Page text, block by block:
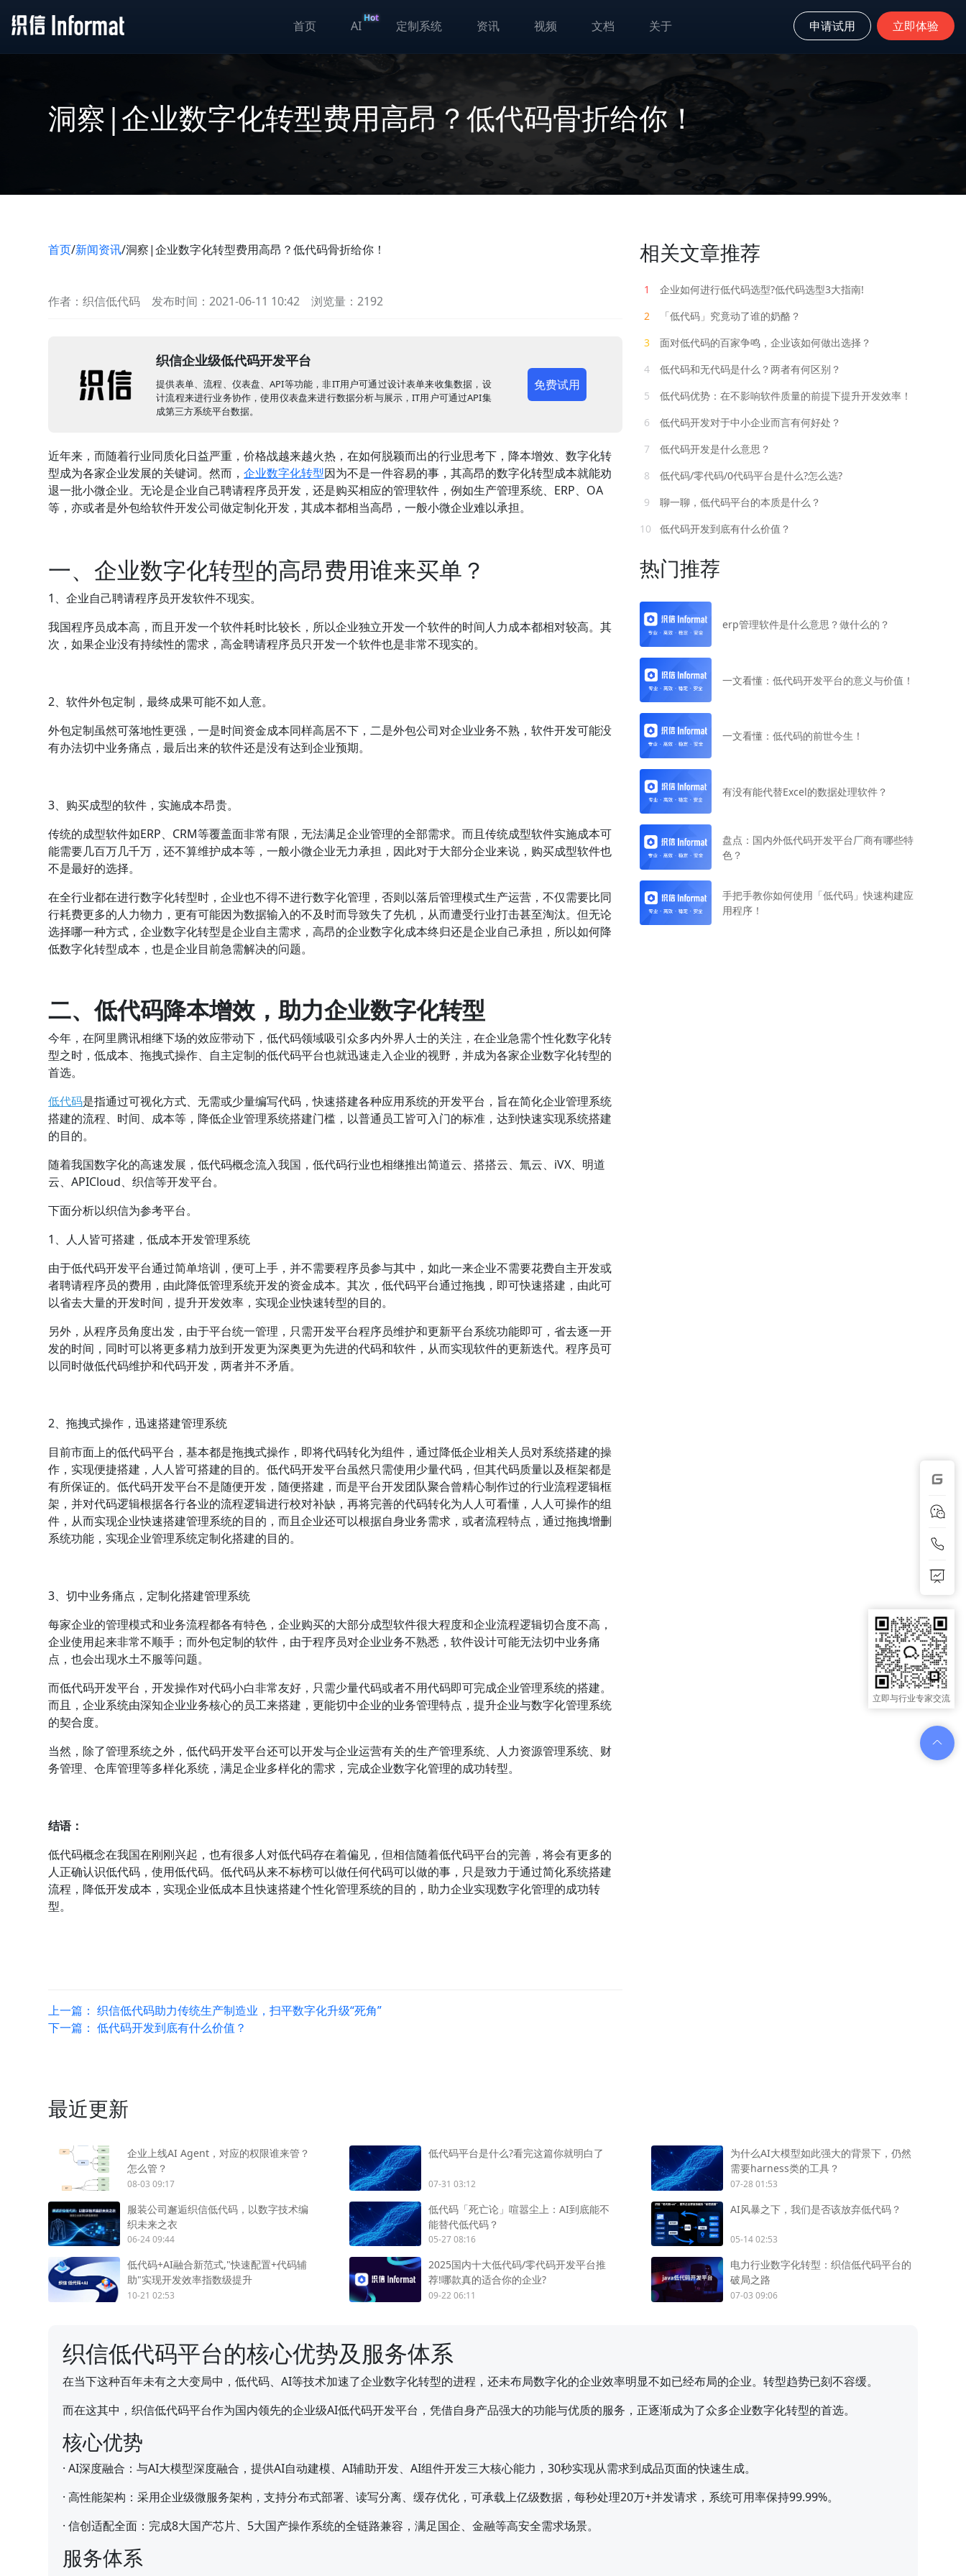
首页 AI
Hot
定制系统 资讯 视频 文档 关于 申请试用 立即体验
洞察|企业数字化转型费用高昂？低代码骨折给你！
首页/新闻资讯/洞察|企业数字化转型费用高昂？低代码骨折给你！
作者：织信低代码 发布时间：2021-06-11 10:42 浏览量：2192
织信企业级低代码开发平台
提供表单、流程、仪表盘、API等功能，非IT用户可通过设计表单来收集数据，设
计流程来进行业务协作，使用仪表盘来进行数据分析与展示，IT用户可通过API集
成第三方系统平台数据。
免费试用
近年来，而随着行业同质化日益严重，价格战越来越火热，在如何脱颖而出的行业思考下，降本增效、数字化转
型成为各家企业发展的关键词。然而，企业数字化转型因为不是一件容易的事，其高昂的数字化转型成本就能劝
退一批小微企业。无论是企业自己聘请程序员开发，还是购买相应的管理软件，例如生产管理系统、ERP、OA
等，亦或者是外包给软件开发公司做定制化开发，其成本都相当高昂，一般小微企业难以承担。
一、企业数字化转型的高昂费用谁来买单？
1、企业自己聘请程序员开发软件不现实。
我国程序员成本高，而且开发一个软件耗时比较长，所以企业独立开发一个软件的时间人力成本都相对较高。其
次，如果企业没有持续性的需求，高金聘请程序员只开发一个软件也是非常不现实的。
2、软件外包定制，最终成果可能不如人意。
外包定制虽然可落地性更强，一是时间资金成本同样高居不下，二是外包公司对企业业务不熟，软件开发可能没
有办法切中业务痛点，最后出来的软件还是没有达到企业预期。
3、购买成型的软件，实施成本昂贵。
传统的成型软件如ERP、CRM等覆盖面非常有限，无法满足企业管理的全部需求。而且传统成型软件实施成本可
能需要几百万几千万，还不算维护成本等，一般小微企业无力承担，因此对于大部分企业来说，购买成型软件也
不是最好的选择。
在全行业都在进行数字化转型时，企业也不得不进行数字化管理，否则以落后管理模式生产运营，不仅需要比同
行耗费更多的人力物力，更有可能因为数据输入的不及时而导致失了先机，从而遭受行业打击甚至淘汰。但无论
选择哪一种方式，企业数字化转型是企业自主需求，高昂的企业数字化成本终归还是企业自己承担，所以如何降
低数字化转型成本，也是企业目前急需解决的问题。
二、低代码降本增效，助力企业数字化转型
今年，在阿里腾讯相继下场的效应带动下，低代码领域吸引众多内外界人士的关注，在企业急需个性化数字化转
型之时，低成本、拖拽式操作、自主定制的低代码平台也就迅速走入企业的视野，并成为各家企业数字化转型的
首选。
低代码是指通过可视化方式、无需或少量编写代码，快速搭建各种应用系统的开发平台，旨在简化企业管理系统
搭建的流程、时间、成本等，降低企业管理系统搭建门槛，以普通员工皆可入门的标准，达到快速实现系统搭建
的目的。
随着我国数字化的高速发展，低代码概念流入我国，低代码行业也相继推出简道云、搭搭云、氚云、iVX、明道
云、APICloud、织信等开发平台。
下面分析以织信为参考平台。
1、人人皆可搭建，低成本开发管理系统
由于低代码开发平台通过简单培训，便可上手，并不需要程序员参与其中，如此一来企业不需要花费自主开发或
者聘请程序员的费用，由此降低管理系统开发的资金成本。其次，低代码平台通过拖拽，即可快速搭建，由此可
以省去大量的开发时间，提升开发效率，实现企业快速转型的目的。
另外，从程序员角度出发，由于平台统一管理，只需开发平台程序员维护和更新平台系统功能即可，省去逐一开
发的时间，同时可以将更多精力放到开发更为深奥更为先进的代码和软件，从而实现软件的更新迭代。程序员可
以同时做低代码维护和代码开发，两者并不矛盾。
2、拖拽式操作，迅速搭建管理系统
目前市面上的低代码平台，基本都是拖拽式操作，即将代码转化为组件，通过降低企业相关人员对系统搭建的操
作，实现便捷搭建，人人皆可搭建的目的。低代码开发平台虽然只需使用少量代码，但其代码质量以及框架都是
有所保证的。低代码开发平台不是随便开发，随便搭建，而是平台开发团队聚合曾精心制作过的行业流程逻辑框
架，并对代码逻辑根据各行各业的流程逻辑进行校对补缺，再将完善的代码转化为人人可看懂，人人可操作的组
件，从而实现企业快速搭建管理系统的目的，而且企业还可以根据自身业务需求，或者流程特点，通过拖拽增删
系统功能，实现企业管理系统定制化搭建的目的。
3、切中业务痛点，定制化搭建管理系统
每家企业的管理模式和业务流程都各有特色，企业购买的大部分成型软件很大程度和企业流程逻辑切合度不高，
企业使用起来非常不顺手；而外包定制的软件，由于程序员对企业业务不熟悉，软件设计可能无法切中业务痛
点，也会出现水土不服等问题。
而低代码开发平台，开发操作对代码小白非常友好，只需少量代码或者不用代码即可完成企业管理系统的搭建。
而且，企业系统由深知企业业务核心的员工来搭建，更能切中企业的业务管理特点，提升企业与数字化管理系统
的契合度。
当然，除了管理系统之外，低代码开发平台还可以开发与企业运营有关的生产管理系统、人力资源管理系统、财
务管理、仓库管理等多样化系统，满足企业多样化的需求，完成企业数字化管理的成功转型。
结语：
低代码概念在我国在刚刚兴起，也有很多人对低代码存在着偏见，但相信随着低代码平台的完善，将会有更多的
人正确认识低代码，使用低代码。低代码从来不标榜可以做任何代码可以做的事，只是致力于通过简化系统搭建
流程，降低开发成本，实现企业低成本且快速搭建个性化管理系统的目的，助力企业实现数字化管理的成功转
型。
上一篇：织信低代码助力传统生产制造业，扫平数字化升级“死角”
下一篇：低代码开发到底有什么价值？
相关文章推荐
1
企业如何进行低代码选型?低代码选型3大指南!
2
「低代码」究竟动了谁的奶酪？
3
面对低代码的百家争鸣，企业该如何做出选择？
4
低代码和无代码是什么？两者有何区别？
5
低代码优势：在不影响软件质量的前提下提升开发效率！
6
低代码开发对于中小企业而言有何好处？
7
低代码开发是什么意思？
8
低代码/零代码/0代码平台是什么?怎么选?
9
聊一聊，低代码平台的本质是什么？
10
低代码开发到底有什么价值？
热门推荐
erp管理软件是什么意思？做什么的？
一文看懂：低代码开发平台的意义与价值！
一文看懂：低代码的前世今生！
有没有能代替Excel的数据处理软件？
盘点：国内外低代码开发平台厂商有哪些特
色？
手把手教你如何使用「低代码」快速构建应
用程序！
最近更新
企业上线AI Agent，对应的权限谁来管？
怎么管？
08-03 09:17
低代码平台是什么?看完这篇你就明白了
07-31 03:12
为什么AI大模型如此强大的背景下，仍然
需要harness类的工具？
07-28 01:53
服装公司邂逅织信低代码，以数字技术编
织未来之衣
06-24 09:44
低代码「死亡论」喧嚣尘上：AI到底能不
能替代低代码？
05-27 08:16
AI风暴之下，我们是否该放弃低代码？
05-14 02:53
低代码+AI融合新范式,"快速配置+代码辅
助"实现开发效率指数级提升
10-21 02:53
2025国内十大低代码/零代码开发平台推
荐!哪款真的适合你的企业?
09-22 06:11
电力行业数字化转型：织信低代码平台的
破局之路
07-03 09:06
织信低代码平台的核心优势及服务体系
在当下这种百年未有之大变局中，低代码、AI等技术加速了企业数字化转型的进程，还未布局数字化的企业效率明显不如已经布局的企业。转型趋势已刻不容缓。
而在这其中，织信低代码平台作为国内领先的企业级AI低代码开发平台，凭借自身产品强大的功能与优质的服务，正逐渐成为了众多企业数字化转型的首选。
核心优势
·AI深度融合：与AI大模型深度融合，提供AI自动建模、AI辅助开发、AI组件开发三大核心能力，30秒实现从需求到成品页面的快速生成。
·高性能架构：采用企业级微服务架构，支持分布式部署、读写分离、缓存优化，可承载上亿级数据，每秒处理20万+并发请求，系统可用率保持99.99%。
·信创适配全面：完成8大国产芯片、5大国产操作系统的全链路兼容，满足国企、金融等高安全需求场景。
服务体系
立即与行业专家交流